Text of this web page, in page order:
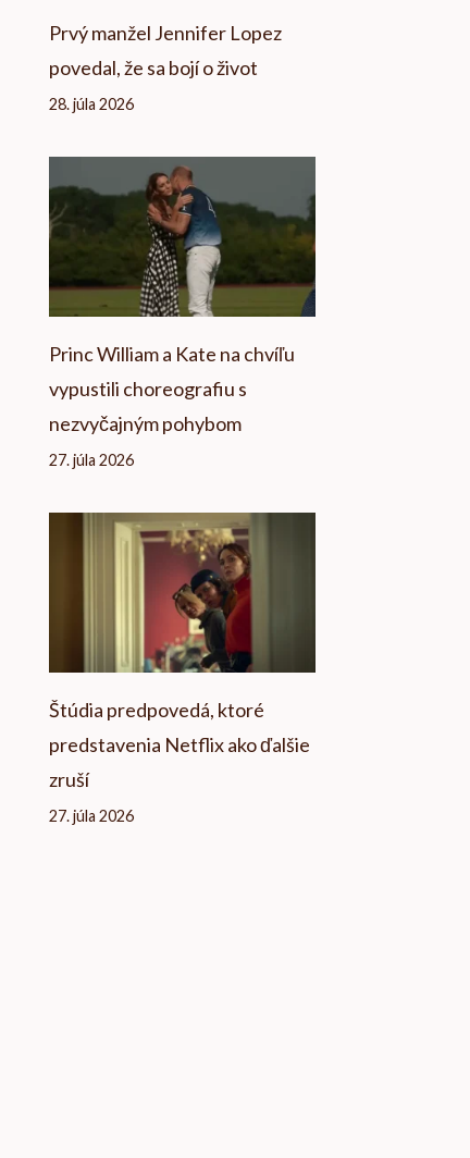
Prvý manžel Jennifer Lopez
povedal, že sa bojí o život
28. júla 2026
Princ William a Kate na chvíľu
vypustili choreografiu s
nezvyčajným pohybom
27. júla 2026
Štúdia predpovedá, ktoré
predstavenia Netflix ako ďalšie
zruší
27. júla 2026